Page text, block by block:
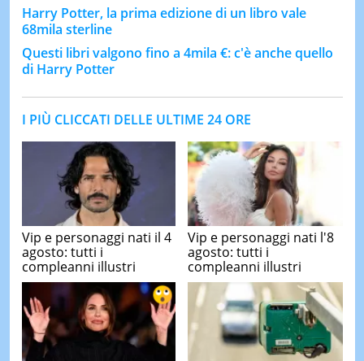
Harry Potter, la prima edizione di un libro vale
68mila sterline
Questi libri valgono fino a 4mila €: c'è anche quello
di Harry Potter
I PIÙ CLICCATI DELLE ULTIME 24 ORE
Vip e personaggi nati il 4
agosto: tutti i
compleanni illustri
Vip e personaggi nati l'8
agosto: tutti i
compleanni illustri